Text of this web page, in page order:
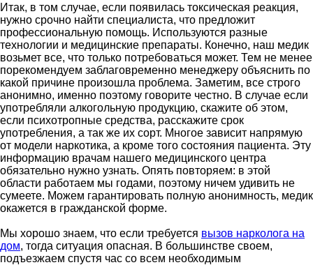
Итак, в том случае, если появилась токсическая реакция,
нужно срочно найти специалиста, что предложит
профессиональную помощь. Используются разные
технологии и медицинские препараты. Конечно, наш медик
возьмет все, что только потребоваться может. Тем не менее
порекомендуем заблаговременно менеджеру объяснить по
какой причине произошла проблема. Заметим, все строго
анонимно, именно поэтому говорите честно. В случае если
употребляли алкогольную продукцию, скажите об этом,
если психотропные средства, расскажите срок
употребления, а так же их сорт. Многое зависит напрямую
от модели наркотика, а кроме того состояния пациента. Эту
информацию врачам нашего медицинского центра
обязательно нужно узнать. Опять повторяем: в этой
области работаем мы годами, поэтому ничем удивить не
сумеете. Можем гарантировать полную анонимность, медик
окажется в гражданской форме.
Мы хорошо знаем, что если требуется вызов нарколога на
дом, тогда ситуация опасная. В большинстве своем,
подъезжаем спустя час со всем необходимым